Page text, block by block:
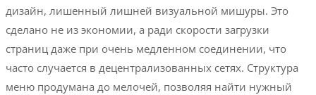
дизайн, лишенный лишней визуальной мишуры. Это
сделано не из экономии, а ради скорости загрузки
страниц даже при очень медленном соединении, что
часто случается в децентрализованных сетях. Структура
меню продумана до мелочей, позволяя найти нужный